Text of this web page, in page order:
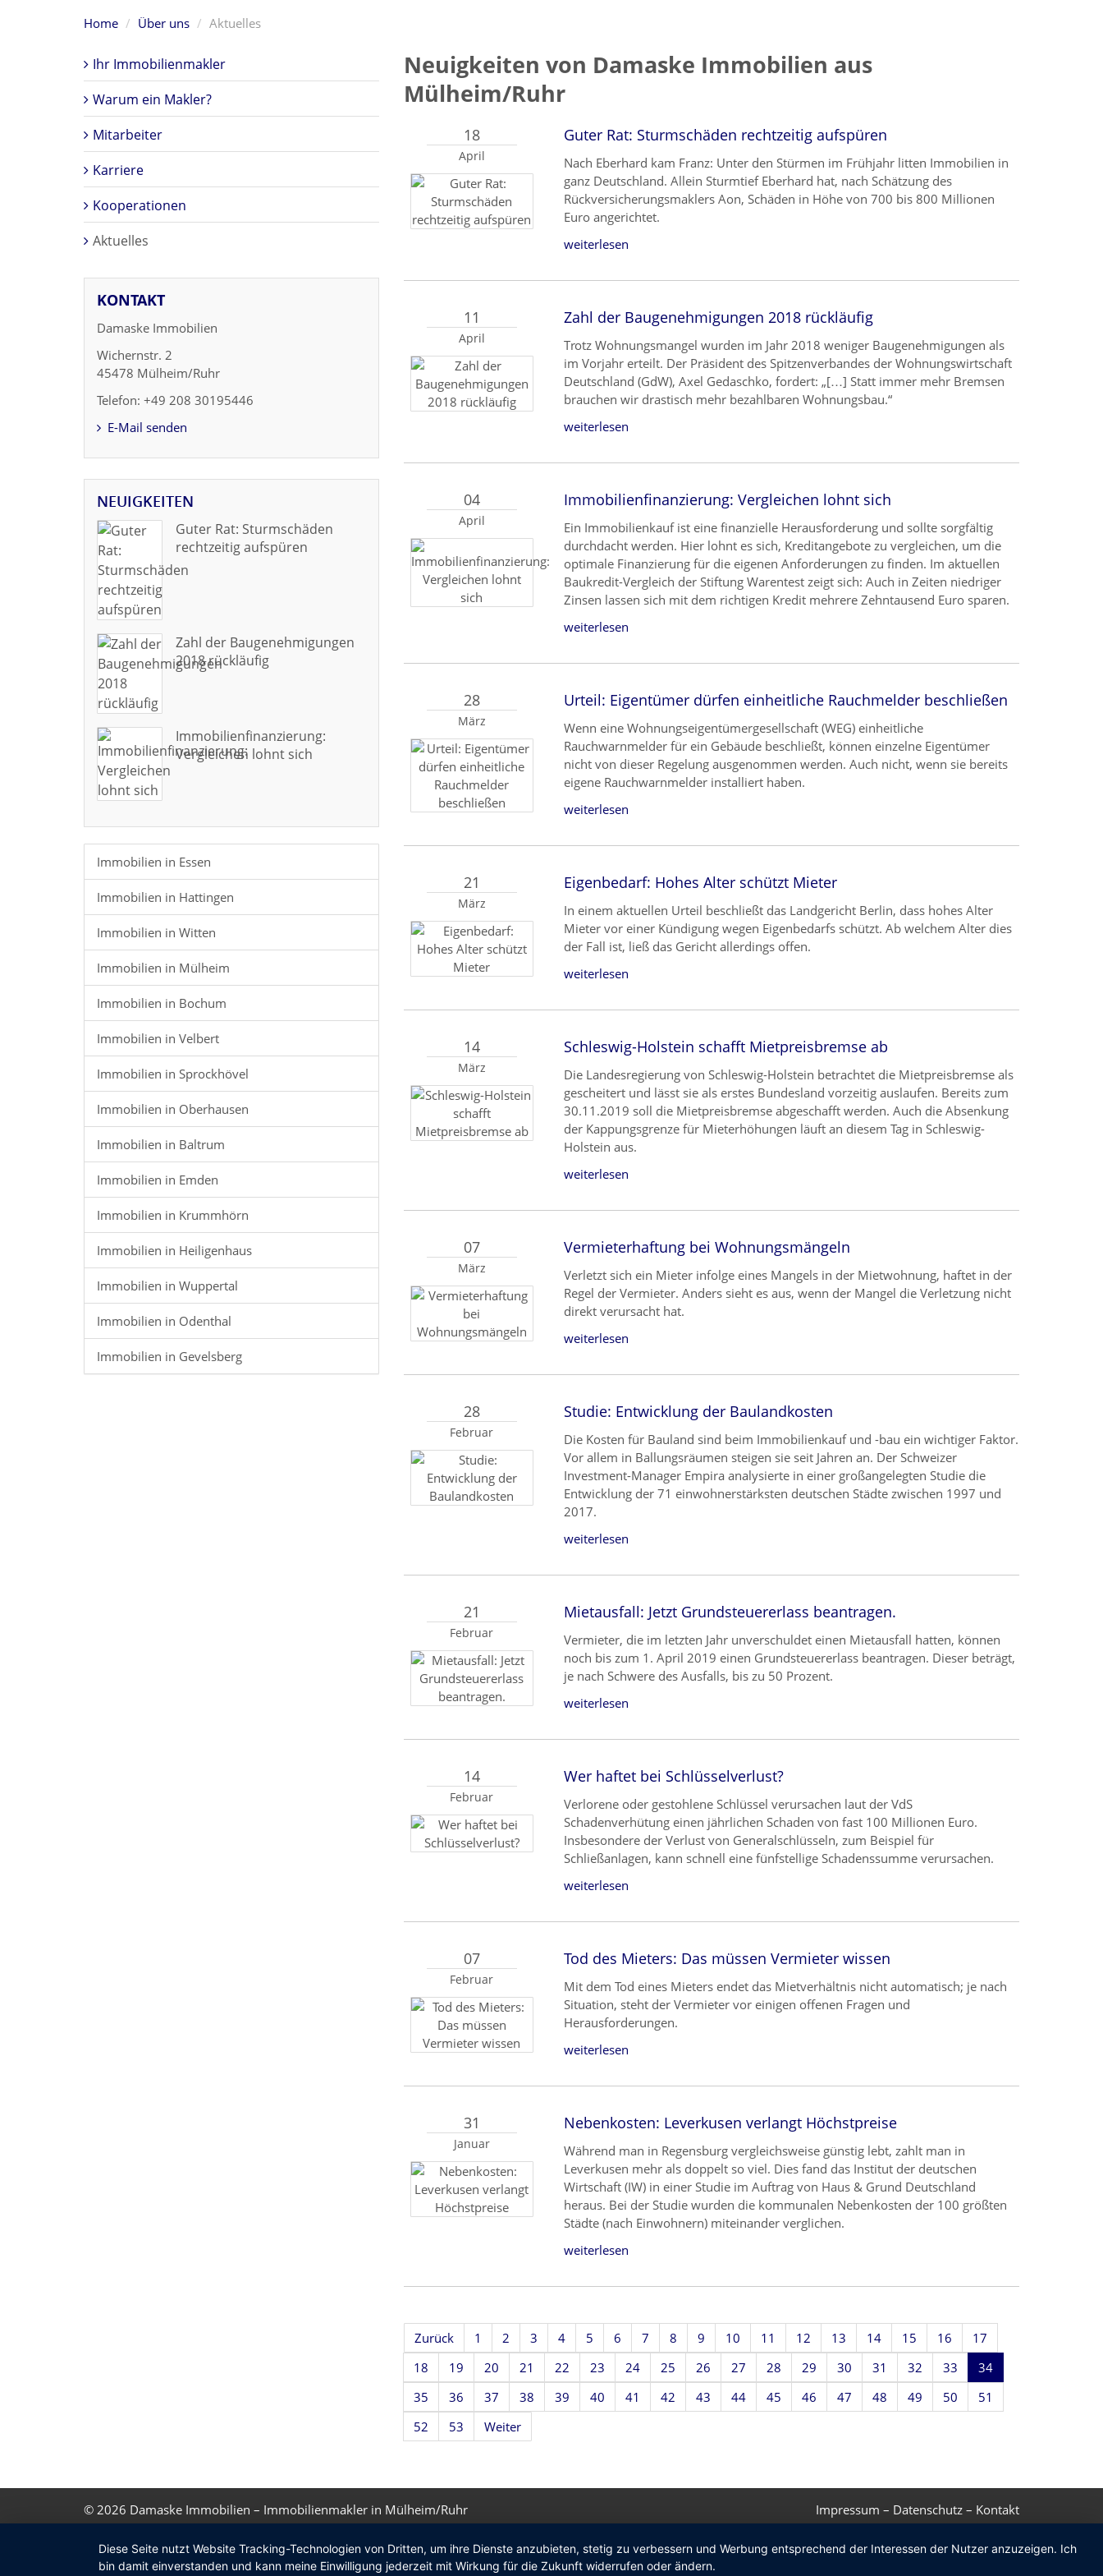
Home Über uns Aktuelles
Neuigkeiten von Damaske Immobilien aus
Mülheim/Ruhr
18
April
Guter Rat: Sturmschäden rechtzeitig aufspüren
Nach Eberhard kam Franz: Unter den Stürmen im Frühjahr litten Immobilien in
ganz Deutschland. Allein Sturmtief Eberhard hat, nach Schätzung des
Rückversicherungsmaklers Aon, Schäden in Höhe von 700 bis 800 Millionen
Euro angerichtet.
weiterlesen
11
April
Zahl der Baugenehmigungen 2018 rückläufig
Trotz Wohnungsmangel wurden im Jahr 2018 weniger Baugenehmigungen als
im Vorjahr erteilt. Der Präsident des Spitzenverbandes der Wohnungswirtschaft
Deutschland (GdW), Axel Gedaschko, fordert: „[…] Statt immer mehr Bremsen
brauchen wir drastisch mehr bezahlbaren Wohnungsbau.“
weiterlesen
04
April
Immobilienfinanzierung: Vergleichen lohnt sich
Ein Immobilienkauf ist eine finanzielle Herausforderung und sollte sorgfältig
durchdacht werden. Hier lohnt es sich, Kreditangebote zu vergleichen, um die
optimale Finanzierung für die eigenen Anforderungen zu finden. Im aktuellen
Baukredit-Vergleich der Stiftung Warentest zeigt sich: Auch in Zeiten niedriger
Zinsen lassen sich mit dem richtigen Kredit mehrere Zehntausend Euro sparen.
weiterlesen
28
März
Urteil: Eigentümer dürfen einheitliche Rauchmelder beschließen
Wenn eine Wohnungseigentümergesellschaft (WEG) einheitliche
Rauchwarnmelder für ein Gebäude beschließt, können einzelne Eigentümer
nicht von dieser Regelung ausgenommen werden. Auch nicht, wenn sie bereits
eigene Rauchwarnmelder installiert haben.
weiterlesen
21
März
Eigenbedarf: Hohes Alter schützt Mieter
In einem aktuellen Urteil beschließt das Landgericht Berlin, dass hohes Alter
Mieter vor einer Kündigung wegen Eigenbedarfs schützt. Ab welchem Alter dies
der Fall ist, ließ das Gericht allerdings offen.
weiterlesen
14
März
Schleswig-Holstein schafft Mietpreisbremse ab
Die Landesregierung von Schleswig-Holstein betrachtet die Mietpreisbremse als
gescheitert und lässt sie als erstes Bundesland vorzeitig auslaufen. Bereits zum
30.11.2019 soll die Mietpreisbremse abgeschafft werden. Auch die Absenkung
der Kappungsgrenze für Mieterhöhungen läuft an diesem Tag in Schleswig-
Holstein aus.
weiterlesen
07
März
Vermieterhaftung bei Wohnungsmängeln
Verletzt sich ein Mieter infolge eines Mangels in der Mietwohnung, haftet in der
Regel der Vermieter. Anders sieht es aus, wenn der Mangel die Verletzung nicht
direkt verursacht hat.
weiterlesen
28
Februar
Studie: Entwicklung der Baulandkosten
Die Kosten für Bauland sind beim Immobilienkauf und -bau ein wichtiger Faktor.
Vor allem in Ballungsräumen steigen sie seit Jahren an. Der Schweizer
Investment-Manager Empira analysierte in einer großangelegten Studie die
Entwicklung der 71 einwohnerstärksten deutschen Städte zwischen 1997 und
2017.
weiterlesen
21
Februar
Mietausfall: Jetzt Grundsteuererlass beantragen.
Vermieter, die im letzten Jahr unverschuldet einen Mietausfall hatten, können
noch bis zum 1. April 2019 einen Grundsteuererlass beantragen. Dieser beträgt,
je nach Schwere des Ausfalls, bis zu 50 Prozent.
weiterlesen
14
Februar
Wer haftet bei Schlüsselverlust?
Verlorene oder gestohlene Schlüssel verursachen laut der VdS
Schadenverhütung einen jährlichen Schaden von fast 100 Millionen Euro.
Insbesondere der Verlust von Generalschlüsseln, zum Beispiel für
Schließanlagen, kann schnell eine fünfstellige Schadenssumme verursachen.
weiterlesen
07
Februar
Tod des Mieters: Das müssen Vermieter wissen
Mit dem Tod eines Mieters endet das Mietverhältnis nicht automatisch; je nach
Situation, steht der Vermieter vor einigen offenen Fragen und
Herausforderungen.
weiterlesen
31
Januar
Nebenkosten: Leverkusen verlangt Höchstpreise
Während man in Regensburg vergleichsweise günstig lebt, zahlt man in
Leverkusen mehr als doppelt so viel. Dies fand das Institut der deutschen
Wirtschaft (IW) in einer Studie im Auftrag von Haus & Grund Deutschland
heraus. Bei der Studie wurden die kommunalen Nebenkosten der 100 größten
Städte (nach Einwohnern) miteinander verglichen.
weiterlesen
Zurück 1 2 3 4 5 6 7 8 9 10 11 12 13 14 15 16
17
18
19 20 21 22 23 24 25 26 27 28 29 30 31 32 33
34
35
36 37 38 39 40 41 42 43 44 45 46 47 48 49 50
51
52
53 Weiter
Ihr Immobilienmakler
Warum ein Makler?
Mitarbeiter
Karriere
Kooperationen
Aktuelles
KONTAKT
Damaske Immobilien
Wichernstr. 2
45478 Mülheim/Ruhr
Telefon: +49 208 30195446
E-Mail senden
NEUIGKEITEN
Guter Rat: Sturmschäden
rechtzeitig aufspüren
Zahl der Baugenehmigungen
2018 rückläufig
Immobilienfinanzierung:
Vergleichen lohnt sich
Immobilien in Essen
Immobilien in Hattingen
Immobilien in Witten
Immobilien in Mülheim
Immobilien in Bochum
Immobilien in Velbert
Immobilien in Sprockhövel
Immobilien in Oberhausen
Immobilien in Baltrum
Immobilien in Emden
Immobilien in Krummhörn
Immobilien in Heiligenhaus
Immobilien in Wuppertal
Immobilien in Odenthal
Immobilien in Gevelsberg
© 2026 Damaske Immobilien – Immobilienmakler in Mülheim/Ruhr Impressum – Datenschutz – Kontakt
Diese Seite nutzt Website Tracking-Technologien von Dritten, um ihre Dienste anzubieten, stetig zu verbessern und Werbung entsprechend der Interessen der Nutzer anzuzeigen. Ich
bin damit einverstanden und kann meine Einwilligung jederzeit mit Wirkung für die Zukunft widerrufen oder ändern.